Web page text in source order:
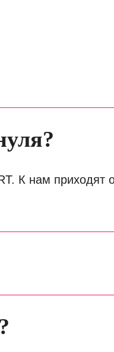
К нам приходят